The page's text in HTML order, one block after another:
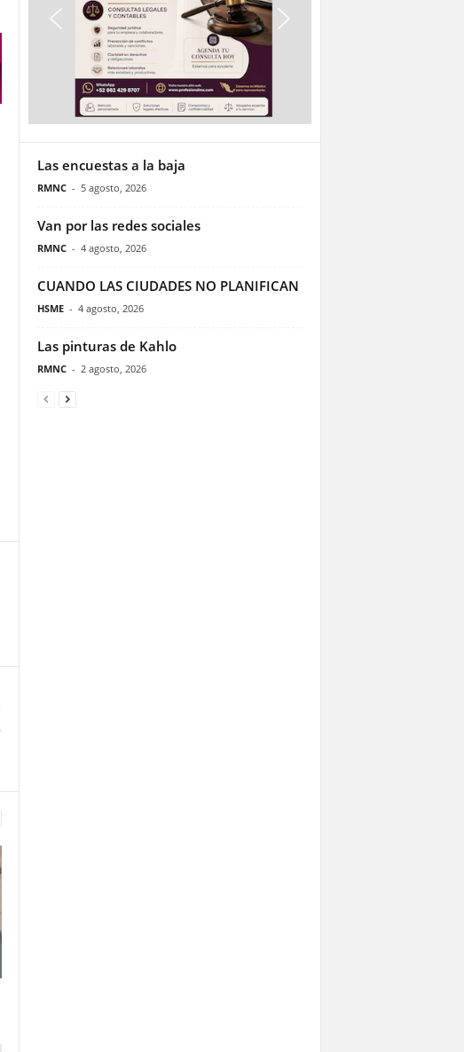
Las encuestas a la baja
RMNC - 5 agosto, 2026
Van por las redes sociales
RMNC - 4 agosto, 2026
CUANDO LAS CIUDADES NO PLANIFICAN
HSME - 4 agosto, 2026
Las pinturas de Kahlo
RMNC - 2 agosto, 2026